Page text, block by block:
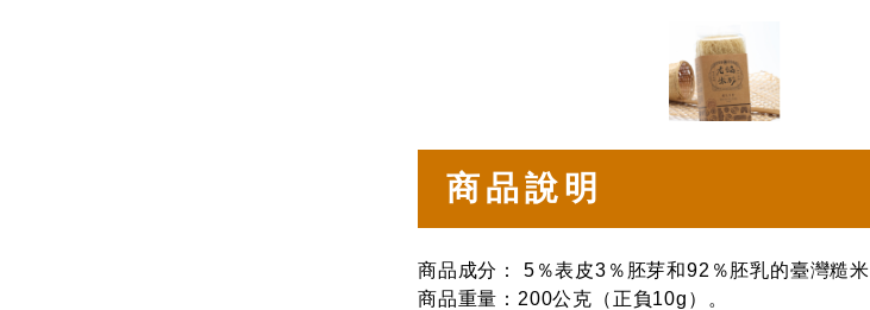
商品說明
商品成分： 5％表皮3％胚芽和92％胚乳的臺灣糙米
商品重量：200公克（正負10g）。